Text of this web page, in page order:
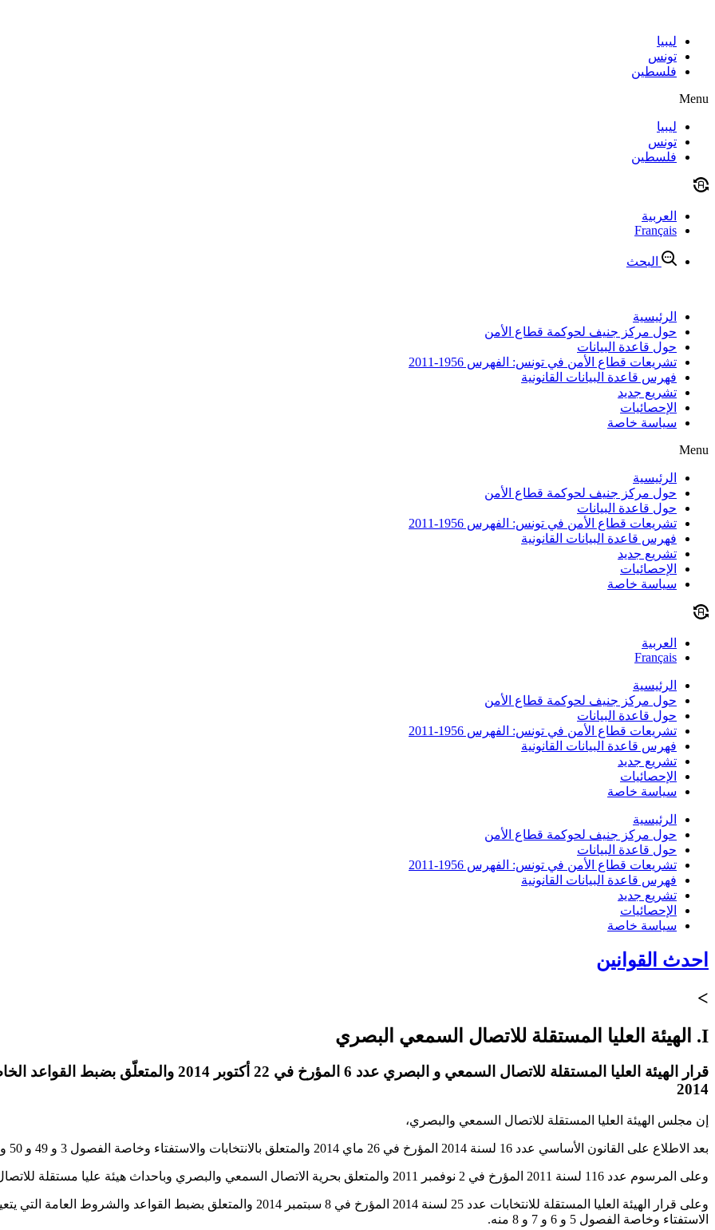
contentليبيا
تونس
فلسطين
Menu
ليبيا
تونس
فلسطين
العربية
Français
البحث
الرئيسية
حول مركز جنيف لحوكمة قطاع الأمن
حول قاعدة البيانات
تشريعات قطاع الأمن في تونس: الفهرس 1956-2011
فهرس قاعدة البيانات القانونية
تشريع جديد
الإحصائيات
سياسة خاصة
Menu
الرئيسية
حول مركز جنيف لحوكمة قطاع الأمن
حول قاعدة البيانات
تشريعات قطاع الأمن في تونس: الفهرس 1956-2011
فهرس قاعدة البيانات القانونية
تشريع جديد
الإحصائيات
سياسة خاصة
العربية
Français
الرئيسية
حول مركز جنيف لحوكمة قطاع الأمن
حول قاعدة البيانات
تشريعات قطاع الأمن في تونس: الفهرس 1956-2011
فهرس قاعدة البيانات القانونية
تشريع جديد
الإحصائيات
سياسة خاصة
الرئيسية
حول مركز جنيف لحوكمة قطاع الأمن
حول قاعدة البيانات
تشريعات قطاع الأمن في تونس: الفهرس 1956-2011
فهرس قاعدة البيانات القانونية
تشريع جديد
الإحصائيات
سياسة خاصة
احدث القوانين
>
I. الهيئة العليا المستقلة للاتصال السمعي البصري
قرار الهيئة العليا المستقلة للاتصال السمعي و البصري
2014
إن مجلس الهيئة العليا المستقلة للاتصال السمعي والبصري،
بعد الاطلاع على القانون الأساسي عدد 16 لسنة 2014 المؤرخ في 26 ماي 2014 والمتعلق بالانتخابات والاستفتاء وخاصة الفصول 3 و 49 و 50 و 67 و 68 و 69 و 70 و 73 و 74 منه.
وعلى المرسوم عدد 116 لسنة 2011 المؤرخ في 2 نوفمبر 2011 والمتعلق بحرية الاتصال السمعي والبصري وباحداث هيئة عليا مستقلة للاتصال السمعي و البصري وخاصة الفصول 42 و 43 و44 و45 و46 منه.
وعلى قرار الهيئة العليا المستقلة للانتخابات عدد 25 لسنة 2014 المؤرخ في 8 سبتمبر
الاستفتاء وخاصة الفصول 5 و 6 و 7 و 8 منه.